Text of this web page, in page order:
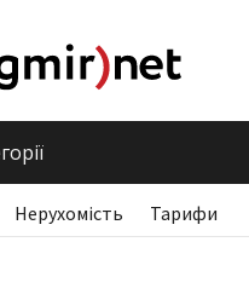
Нерухомість Тарифи